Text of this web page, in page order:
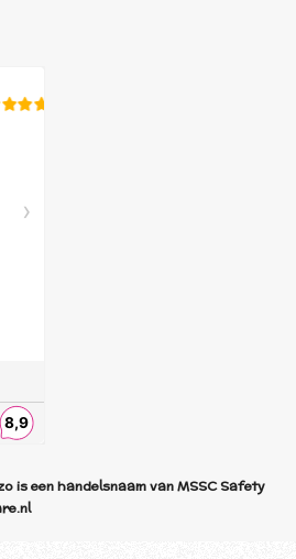
is een handelsnaam van MSSC Safety